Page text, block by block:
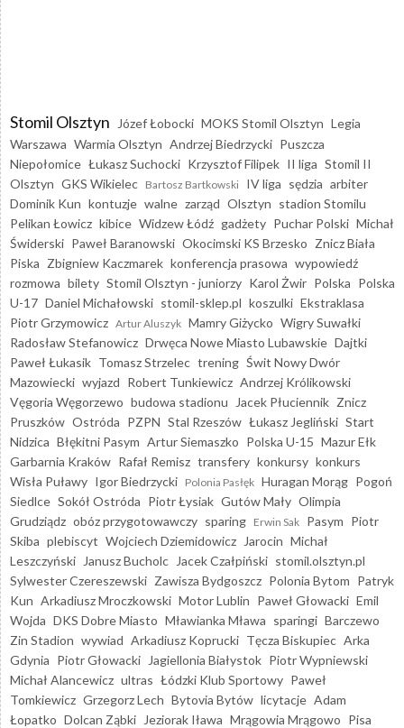
Stomil Olsztyn Józef Łobocki MOKS Stomil Olsztyn Legia
Warszawa Warmia Olsztyn Andrzej Biedrzycki Puszcza
Niepołomice Łukasz Suchocki Krzysztof Filipek II liga Stomil II
Olsztyn GKS Wikielec Bartosz Bartkowski IV liga sędzia arbiter
Dominik Kun kontuzje walne zarząd Olsztyn stadion Stomilu
Pelikan Łowicz kibice Widzew Łódź gadżety Puchar Polski Michał
Świderski Paweł Baranowski Okocimski KS Brzesko Znicz Biała
Piska Zbigniew Kaczmarek konferencja prasowa wypowiedź
rozmowa bilety Stomil Olsztyn - juniorzy Karol Żwir Polska Polska
U-17 Daniel Michałowski stomil-sklep.pl koszulki Ekstraklasa
Piotr Grzymowicz Artur Aluszyk Mamry Giżycko Wigry Suwałki
Radosław Stefanowicz Drwęca Nowe Miasto Lubawskie Dajtki
Paweł Łukasik Tomasz Strzelec trening Świt Nowy Dwór
Mazowiecki wyjazd Robert Tunkiewicz Andrzej Królikowski
Vęgoria Węgorzewo budowa stadionu Jacek Płuciennik Znicz
Pruszków Ostróda PZPN Stal Rzeszów Łukasz Jegliński Start
Nidzica Błękitni Pasym Artur Siemaszko Polska U-15 Mazur Ełk
Garbarnia Kraków Rafał Remisz transfery konkursy konkurs
Wisła Puławy Igor Biedrzycki Polonia Pasłęk Huragan Morąg Pogoń
Siedlce Sokół Ostróda Piotr Łysiak Gutów Mały Olimpia
Grudziądz obóz przygotowawczy sparing Erwin Sak Pasym Piotr
Skiba plebiscyt Wojciech Dziemidowicz Jarocin Michał
Leszczyński
Janusz Bucholc Jacek Czałpiński stomil.olsztyn.pl
Sylwester Czereszewski Zawisza Bydgoszcz Polonia Bytom Patryk
Kun Arkadiusz Mroczkowski Motor Lublin Paweł Głowacki Emil
Wojda DKS Dobre Miasto Mławianka Mława sparingi Barczewo
Zin Stadion wywiad Arkadiusz Koprucki Tęcza Biskupiec Arka
Gdynia Piotr Głowacki Jagiellonia Białystok Piotr Wypniewski
Michał Alancewicz ultras Łódzki Klub Sportowy Paweł
Tomkiewicz Grzegorz Lech Bytovia Bytów licytacje Adam
Łopatko Dolcan Ząbki Jeziorak Iława Mrągowia Mrągowo Pisa